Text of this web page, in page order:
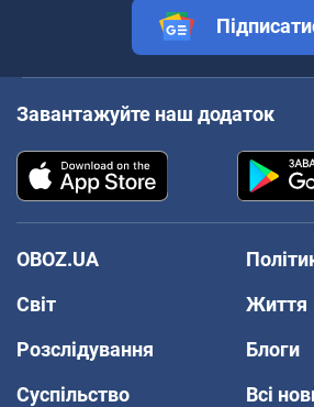
Завантажуйте наш додаток
OBOZ.UA
Світ
Життя
Розслідування
Блоги
Суспільство
Всі